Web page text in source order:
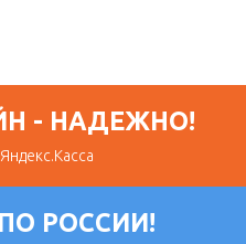
- НАДЕЖНО!
РОССИИ!